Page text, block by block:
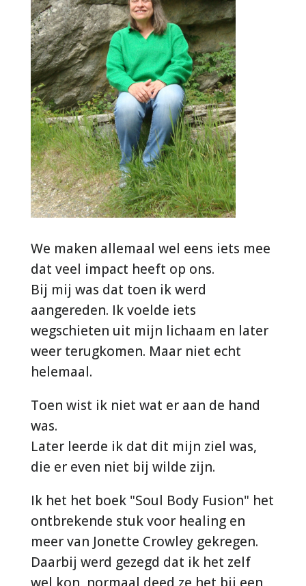
We maken allemaal wel eens iets mee
dat veel impact heeft op ons.
Bij mij was dat toen ik werd
aangereden. Ik voelde iets
wegschieten uit mijn lichaam en later
weer terugkomen. Maar niet echt
helemaal.
Toen wist ik niet wat er aan de hand
was.
Later leerde ik dat dit mijn ziel was,
die er even niet bij wilde zijn.
Ik het het boek "Soul Body Fusion" het
ontbrekende stuk voor healing en
meer van Jonette Crowley gekregen.
Daarbij werd gezegd dat ik het zelf